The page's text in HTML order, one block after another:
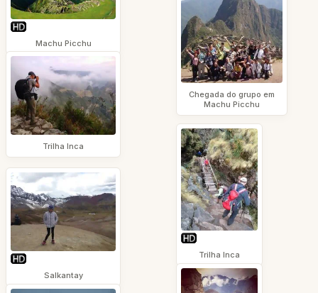
Machu Picchu
Trilha Inca
Salkantay
Chegada do grupo em
Machu Picchu
Trilha Inca